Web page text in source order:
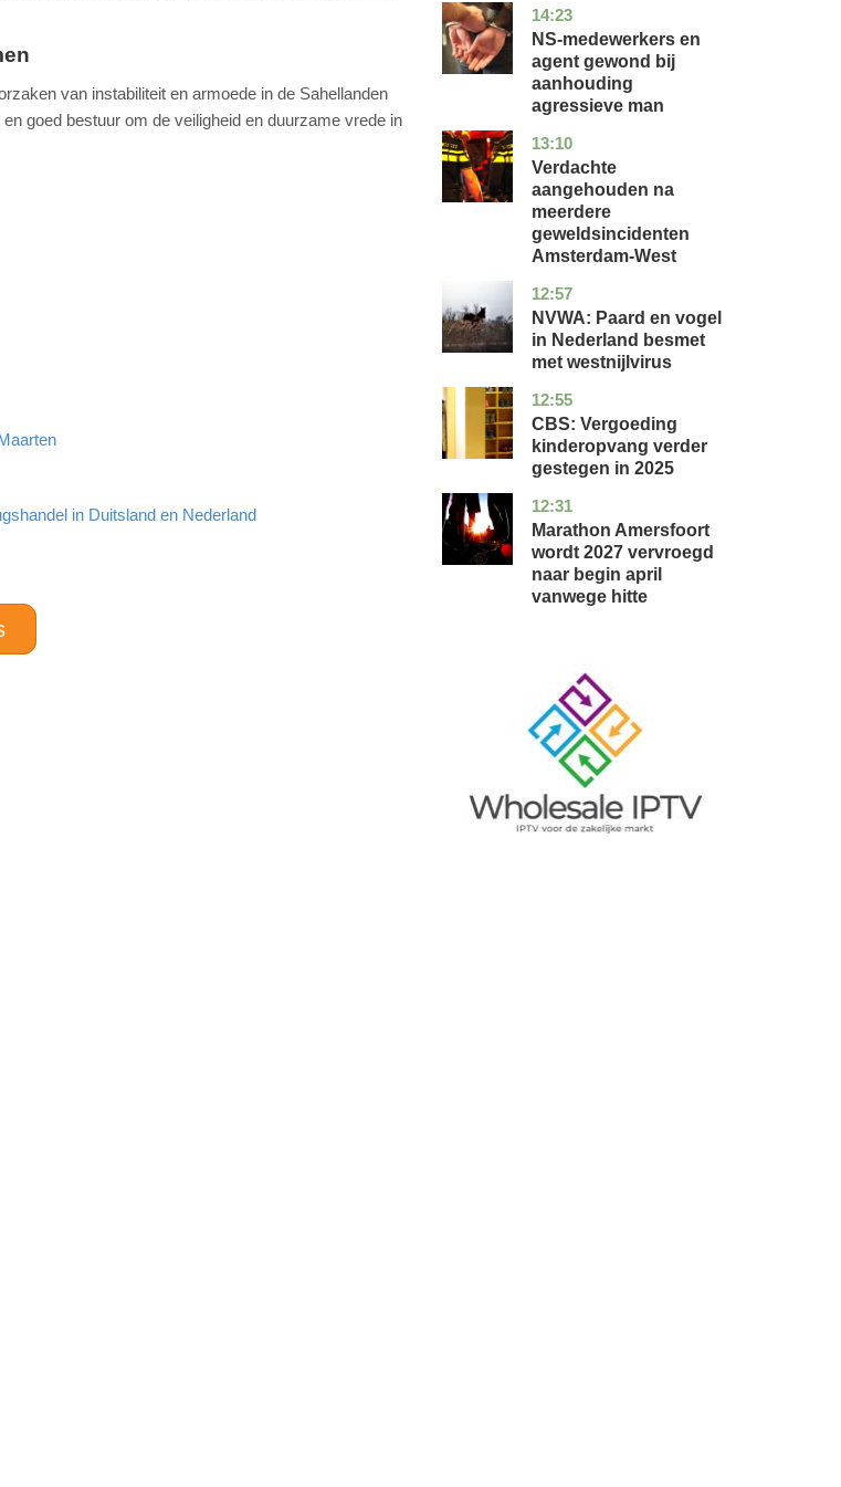
van instabiliteit en armoede in de Sahellanden
goed bestuur om de veiligheid en duurzame vrede in
in Duitsland en Nederland
14:23
flevoland
nieuws
NS-medewerkers en
agent gewond bij
aanhouding
agressieve man
13:10
noord-
holland
nieuws
Verdachte
aangehouden na
meerdere
geweldsincidenten
Amsterdam-West
12:57
utrecht
nieuws
NVWA: Paard en vogel
in Nederland besmet
met westnijlvirus
12:55
zuid-
holland
economie
CBS: Vergoeding
kinderopvang verder
gestegen in 2025
12:31
utrecht
nieuws
Marathon Amersfoort
wordt 2027 vervroegd
naar begin april
vanwege hitte